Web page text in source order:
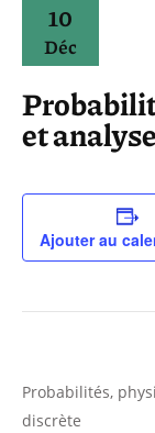
10
Déc
et
Ajouter au
Probabilités,
discrète